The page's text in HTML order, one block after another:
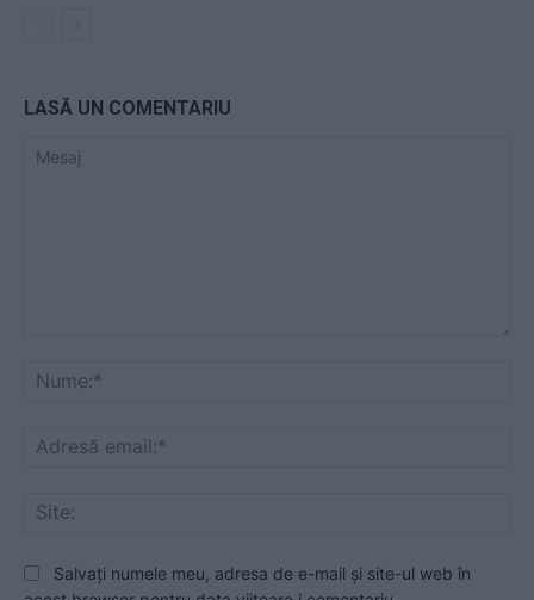
LASĂ UN COMENTARIU
Salvați numele meu, adresa de e-mail și site-ul web în